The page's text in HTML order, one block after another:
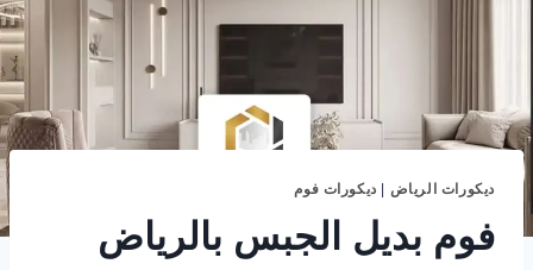
ديكورات الرياض | ديكورات فوم
فوم بديل الجبس بالرياض